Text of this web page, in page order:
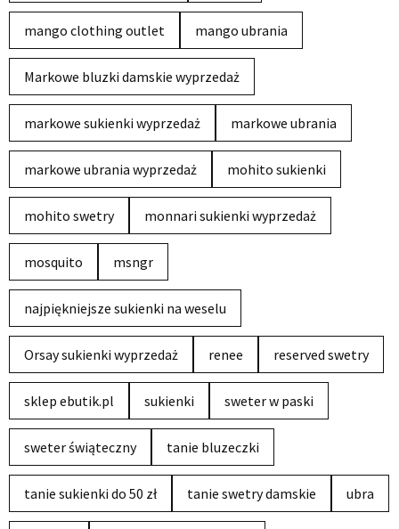
mango clothing outlet mango ubrania
Markowe bluzki damskie wyprzedaż
markowe sukienki wyprzedaż markowe ubrania
markowe ubrania wyprzedaż mohito sukienki
mohito swetry monnari sukienki wyprzedaż
mosquito msngr
najpiękniejsze sukienki na weselu
Orsay sukienki wyprzedaż renee reserved swetry
sklep ebutik.pl sukienki sweter w paski
sweter świąteczny tanie bluzeczki
tanie sukienki do 50 zł tanie swetry damskie ubra